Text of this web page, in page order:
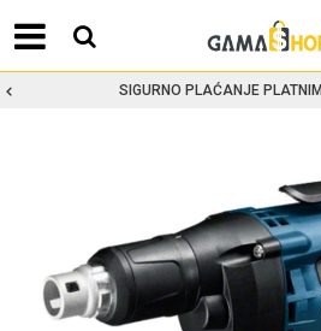
SIGURNO PLAĆANJE